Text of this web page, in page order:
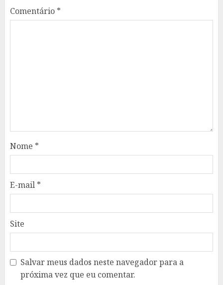
Comentário *
Nome *
E-mail *
Site
Salvar meus dados neste navegador para a
próxima vez que eu comentar.